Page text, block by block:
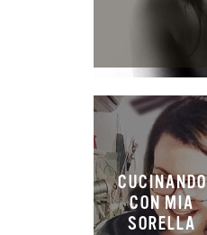
CUCINANDO
CON MIA
SORELLA